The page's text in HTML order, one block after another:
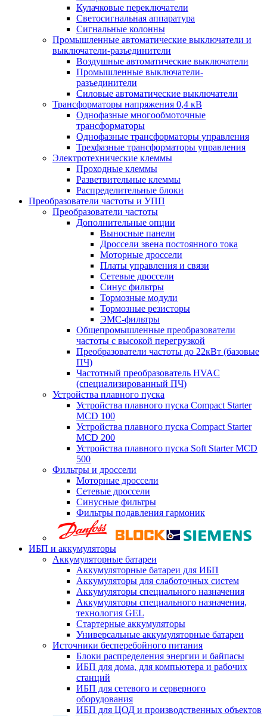
Кулачковые переключатели
Светосигнальная аппаратура
Сигнальные колонны
Промышленные автоматические выключатели и
выключатели-разъединители
Воздушные автоматические выключатели
Промышленные выключатели-
разъединители
Силовые автоматические выключатели
Трансформаторы напряжения 0,4 кВ
Однофазные многообмоточные
трансформаторы
Однофазные трансформаторы управления
Трехфазные трансформаторы управления
Электротехнические клеммы
Проходные клеммы
Разветвительные клеммы
Распределительные блоки
Преобразователи частоты и УПП
Преобразователи частоты
Дополнительные опции
Выносные панели
Дроссели звена постоянного тока
Моторные дроссели
Платы управления и связи
Сетевые дроссели
Синус фильтры
Тормозные модули
Тормозные резисторы
ЭМС-фильтры
Общепромышленные преобразователи
частоты с высокой перегрузкой
Преобразователи частоты до 22кВт (базовые
ПЧ)
Частотный преобразователь HVAC
(специализированный ПЧ)
Устройства плавного пуска
Устройства плавного пуска Compact Starter
MCD 100
Устройства плавного пуска Compact Starter
MCD 200
Устройства плавного пуска Soft Starter MCD
500
Фильтры и дроссели
Моторные дроссели
Сетевые дроссели
Синусные фильтры
Фильтры подавления гармоник
ИБП и аккумуляторы
Аккумуляторные батареи
Аккумуляторные батареи для ИБП
Аккумуляторы для слаботочных систем
Аккумуляторы специального назначения
Аккумуляторы специального назначения,
технология GEL
Стартерные аккумуляторы
Универсальные аккумуляторные батареи
Источники бесперебойного питания
Блоки распределения энергии и байпасы
ИБП для дома, для компьютера и рабочих
станций
ИБП для сетевого и серверного
оборудования
ИБП для ЦОД и производственных объектов